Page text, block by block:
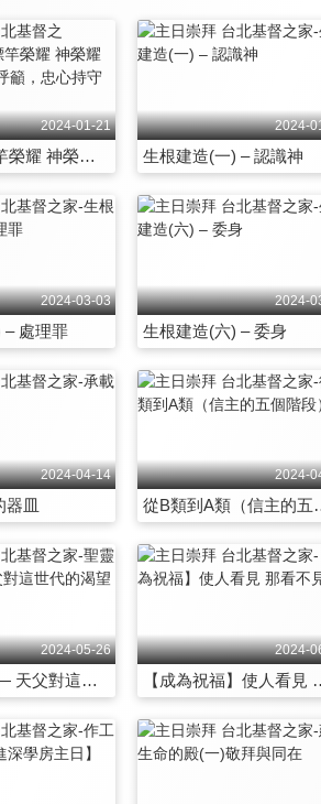
2024-01-21
2024年度標竿榮耀 神榮耀的殿(三) 禱告呼籲，忠心持守榮耀神
2024-
生根建造(一) – 認識神
2024-03-03
– 處理罪
2024-
生根建造(六) – 委身
2024-04-14
器皿
2024-
從B類到
2024-05-26
聖靈與世代 — 天父對這世代的渴望
2024-
【成為祝